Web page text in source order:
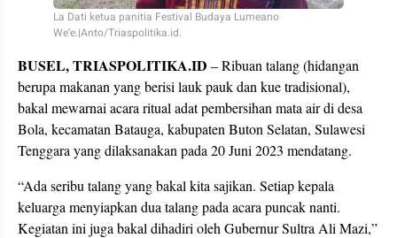
La Dati ketua panitia Festival Budaya Lumeano
We’e.|Anto/Triaspolitika.id.
BUSEL, TRIASPOLITIKA.ID – Ribuan talang (hidangan
berupa makanan yang berisi lauk pauk dan kue tradisional),
bakal mewarnai acara ritual adat pembersihan mata air di desa
Bola, kecamatan Batauga, kabupaten Buton Selatan, Sulawesi
Tenggara yang dilaksanakan pada 20 Juni 2023 mendatang.
“Ada seribu talang yang bakal kita sajikan. Setiap kepala
keluarga menyiapkan dua talang pada acara puncak nanti.
Kegiatan ini juga bakal dihadiri oleh Gubernur Sultra Ali Mazi,”